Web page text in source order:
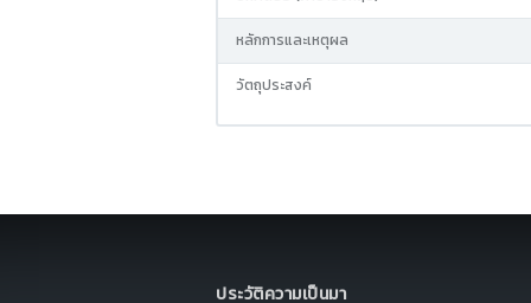
หลักการและเหตุผล
วัตถุประสงค์
ประวัติความเป็นมา